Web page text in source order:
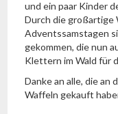
und ein paar Kinder
Durch die großartige
Adventssamstagen
gekommen, die nun
Klettern im Wald für
Danke an alle, die an
Waffeln gekauft